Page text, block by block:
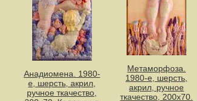
Анадиомена. 1980-
е, шерсть, акрил,
ручное ткачество,
Метаморфоза.
1980-е, шерсть,
акрил, ручное
ткачество, 200x70.